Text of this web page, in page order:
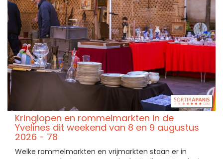
Kringlopen en rommelmarkten in de
Yvelines dit weekend van 8 en 9 augustus
2026 - 78
Welke rommelmarkten en vrijmarkten staan er in